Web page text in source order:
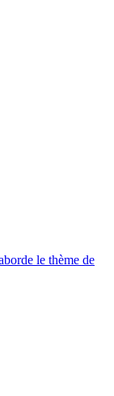
le thème de